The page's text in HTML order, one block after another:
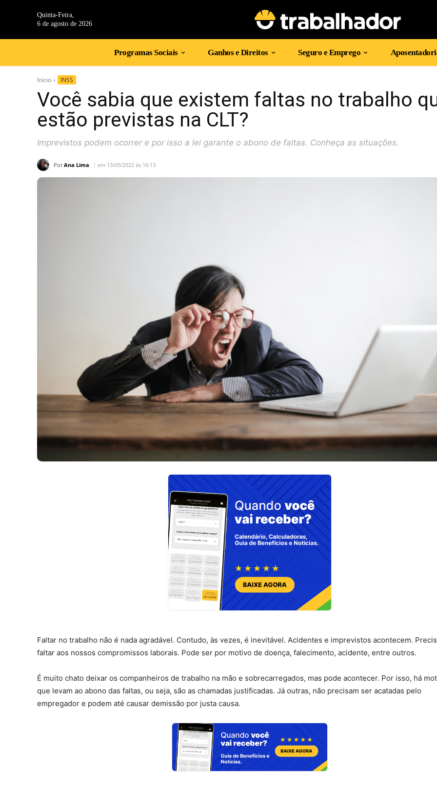
Quinta-Feira,
6 de agosto de 2026
Programas Sociais Ganhos e Direitos Seguro e Emprego
Início INSS
Você sabia que existem faltas no trabalho
estão previstas na CLT?
Imprevistos podem ocorrer e por isso a lei garante o abono de faltas. Conheça as situações.
Por Ana Lima em 13/05/2022 às 16:13
Faltar no trabalho não é nada agradável. Contudo, às vezes, é inevitável. Acidentes e imprevistos acontecem.
faltar aos nossos compromissos laborais. Pode ser por motivo de doença, falecimento, acidente, entre outros.
É muito chato deixar os companheiros de trabalho na mão e sobrecarregados, mas pode acontecer. Por isso, há
que levam ao abono das faltas, ou seja, são as chamadas justificadas. Já outras, não precisam ser acatadas pelo
empregador e podem até causar demissão por justa causa.